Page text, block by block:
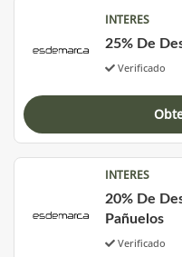
INTERES
25% De
Verificado
INTERES
20% De
Pañuelos
Verificado